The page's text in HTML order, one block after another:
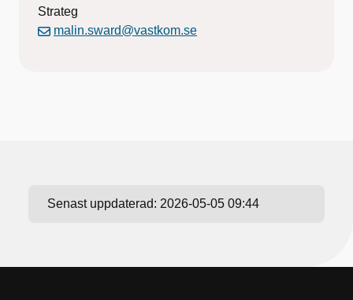
Strateg
malin.sward@vastkom.se
Senast uppdaterad: 2026-05-05 09:44